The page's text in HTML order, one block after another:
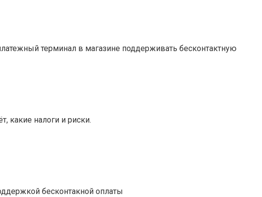
терминал в магазине поддерживать бесконтактную
какие налоги и риски.
бесконтакной оплаты